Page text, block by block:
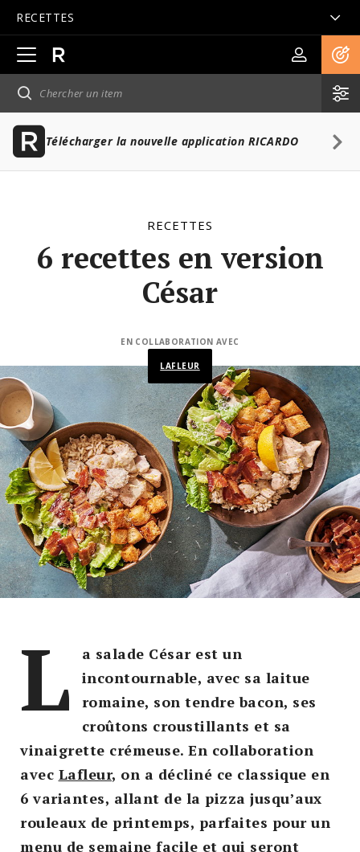
RECETTES
Ouvrir
la
navigation
principale
Télécharger la nouvelle application RICARDO
RECETTES
6 recettes en version
César
EN COLLABORATION AVEC
LAFLEUR
L
a salade César est un
incontournable, avec sa laitue
romaine, son tendre bacon, ses
croûtons croustillants et sa
vinaigrette crémeuse. En collaboration
avec Lafleur, on a décliné ce classique en
6 variantes, allant de la pizza jusqu’aux
rouleaux de printemps, parfaites pour un
menu de semaine facile et qui seront